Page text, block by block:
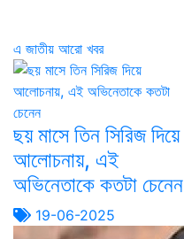
এ জাতীয় আরো খবর
ছয় মাসে তিন সিরিজ দিয়ে
আলোচনায়, এই
অভিনেতাকে কতটা চেনেন
19-06-2025